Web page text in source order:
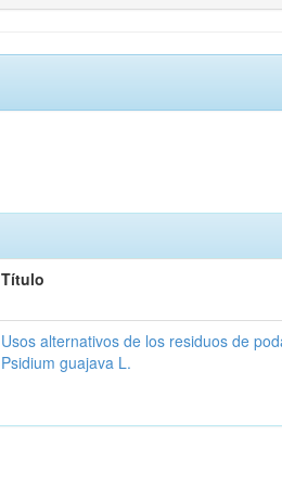
Título
Usos alternativos de los residuos de
Psidium guajava L.